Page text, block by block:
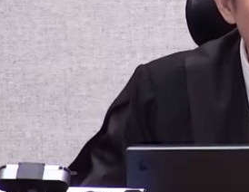
도 육박 '펄펄'…동해안 일부 지역엔 호의주의보
망자 3명 늘어…누적 환자 3000명 돌파
당 81.4㎜ 물폭탄…도로 잠기고 담벼락 붕괴
년근 천종산삼 9뿌리 발견…감정가 1.3억원
나섰다 실종 60대, 닷새 만에 숨진 채 발견
야 아시안게임서 '홈팀' 일본과 한일전
상서 모터보트 전복…1명 사망·1명 실종